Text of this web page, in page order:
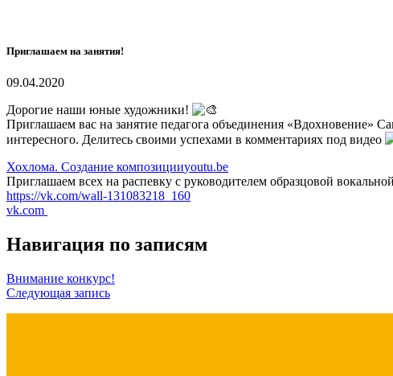
Приглашаем на занятия!
09.04.2020
Дорогие наши юные художники!
Приглашаем вас на занятие педагога объединения «Вдохновение»
интересного. Делитесь своими успехами в комментариях под видео
Хохлома. Создание композицииyoutu.be
Приглашаем всех на распевку с руководителем образцовой
https://vk.com/wall-131083218_160
vk.com
Навигация по записям
Внимание конкурс!
Следующая запись